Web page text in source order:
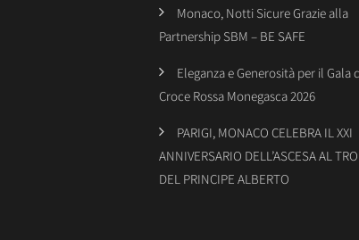
Monaco, Notti Sicure Grazie alla
Partnership SBM – BE SAFE
Eleganza e Generosità per il Gala
Croce Rossa Monegasca 2026
PARIGI, MONACO CELEBRA IL XXI
ANNIVERSARIO DELL’ASCESA AL
DEL PRINCIPE ALBERTO